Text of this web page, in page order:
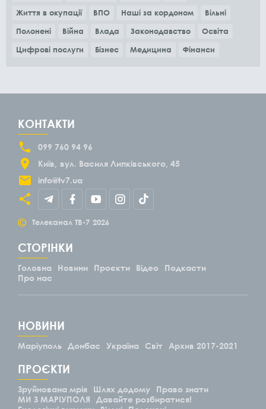
Життя в окупації
ВПО Наші за кордоном
Вільні
Полонені
Війна Влада Законодавство
Освіта
Цифрові послуги
Бізнес Медицина Фінанси
КОНТАКТИ
099 760 94 96
Київ
вул. Василя Липківського, 45
info@tv7.ua
© Телеканал ТВ-7 2026
СТОРІНКИ
Головна Новини Проєкти Відео
Подкасти
Про нас
НОВИНИ
Маріуполь Донбас Україна Світ Архив 2017-2021
ПРОЄКТИ
Зруйнована мрія Шлях додому
Право знати
МИ З МАРІУПОЛЯ
Давайте розбиратися!